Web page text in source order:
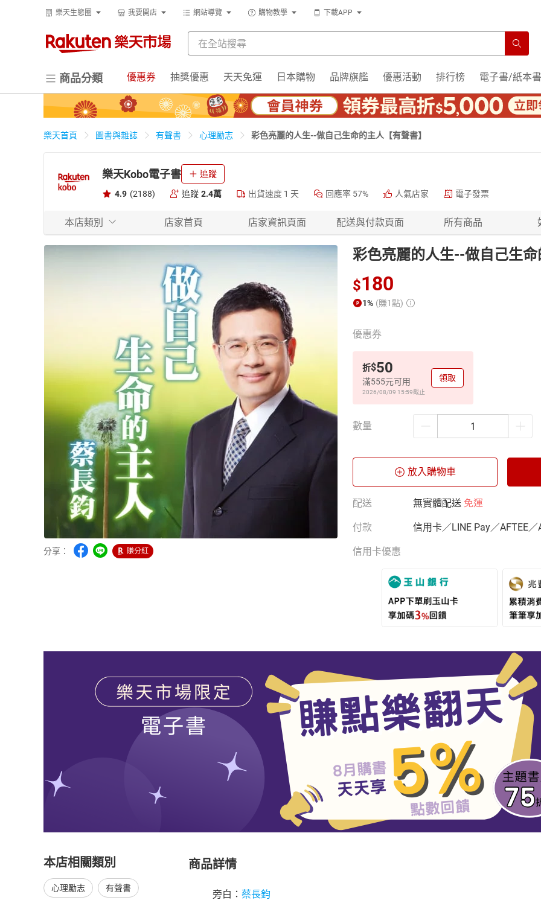
樂天生態圈 我要開店 網站導覽 購物教學 下載APP
商品分類 優惠券 抽獎優惠 天天免運 日本購物 品牌旗艦 優惠活動 排行榜 電子書/紙本書
樂天首頁 圖書與雜誌 有聲書 心理勵志 彩色亮麗的人生--做自己生命的主人【有聲書】
樂天Kobo電子書 追蹤
4.9 (2188) 追蹤 2.4萬 出貨速度 1 天 回應率 57% 人氣店家 電子發票
本店類別 店家首頁 店家資訊頁面 配送與付款頁面 所有商品
分享： 賺分紅
彩色亮麗的人生--做自己生
$180
1% (賺1點)
優惠券
折$50
滿555元可用
2026/08/09 15:59截止
領取
數量
放入購物車
配送 無實體配送 免運
付款 信用卡／LINE Pay／AFTEE／
信用卡優惠
本店相關類別
心理勵志 有聲書
商品詳情
旁白： 蔡長鈞